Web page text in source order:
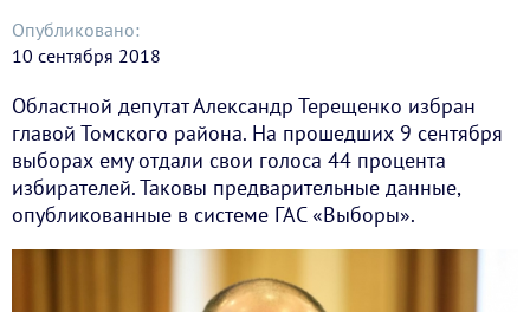
Опубликовано:
10 сентября 2018
Областной депутат Александр Терещенко избран
главой Томского района. На прошедших 9 сентября
выборах ему отдали свои голоса 44 процента
избирателей. Таковы предварительные данные,
опубликованные в системе ГАС «Выборы».